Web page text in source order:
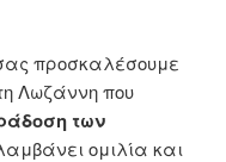
προσκαλέσουμε
Λωζάννη που
των
ομιλία και